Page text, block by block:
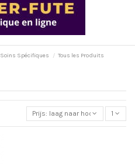
Soins Spécifiques Tous les Produits
Prijs: laag naar hoog 1